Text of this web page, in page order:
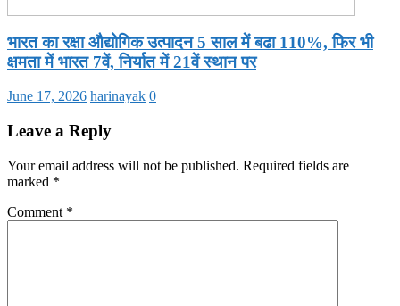
भारत का रक्षा औद्योगिक उत्पादन 5 साल में बढा 110%, फिर भी
क्षमता में भारत 7वें, निर्यात में 21वें स्थान पर
June 17, 2026 harinayak 0
Leave a Reply
Your email address will not be published. Required fields are
marked *
Comment *